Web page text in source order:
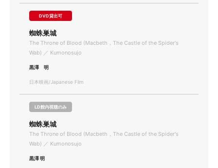
DVD貸出可
蜘蛛巣城
The Throne of Blood (Macbeth，The Castle of the Spider's
Wab) ／ Kumonosujo
黒澤 明
日本映画/Japanese Film
LD館内視聴のみ
蜘蛛巣城
The Throne of Blood (Macbeth，The Castle of the Spider's
Wab) ／ Kumonosujo
黒澤 明